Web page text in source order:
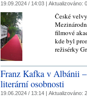
19.09.2024 / 14:03 | Aktualizováno:
České
filmové
kde byl
režisérky
Franz Kafka v Albánii
literární osobnosti
19.06.2024 / 13:14 | Aktualizováno: